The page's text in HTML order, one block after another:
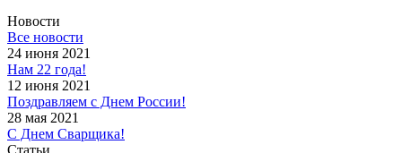
Новости
Все новости
24 июня 2021
Нам 22 года!
12 июня 2021
Поздравляем с Днем России!
28 мая 2021
С Днем Сварщика!